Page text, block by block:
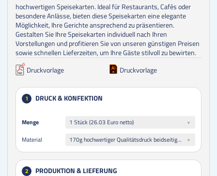
hochwertigen Speisekarten. Ideal für Restaurants, Cafés oder
besondere Anlässe, bieten diese Speisekarten eine elegante
Möglichkeit, Ihre Gerichte ansprechend zu präsentieren.
Gestalten Sie Ihre Speisekarten individuell nach Ihren
Vorstellungen und profitieren Sie von unseren günstigen Preisen
sowie schnellen Lieferzeiten, um Ihre Gäste stilvoll zu bewirten.
Druckvorlage
Druckvorlage
1 DRUCK & KONFEKTION
Menge 1 Stück (26.03 Euro netto)
Menge
Material 170g hochwertiger Qualitätsdruck beidseitig folienkaschiert glänzend
2 PRODUKTION & LIEFERUNG